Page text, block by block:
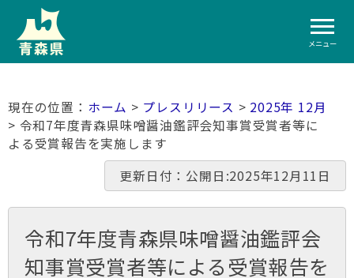
メニュー
ホーム > プレスリリース > 2025年 12月
> 令和7年度青森県味噌醤油鑑評会知事賞受賞者等に
よる受賞報告を実施します
更新日付：公開日:2025年12月11日
令和7年度青森県味噌醤油鑑評会
知事賞受賞者等による受賞報告を